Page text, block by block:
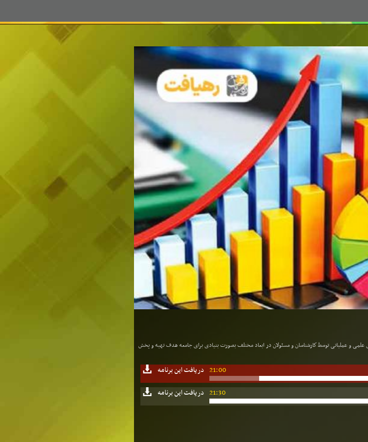
علمی و عملیاتی توسط كارشناسان و مسئولان در ابعاد مختلف بصورت بنیادی برای جامعه هدف تهیه و پخش
دریافت این برنامه 21:00
دریافت این برنامه 21:30